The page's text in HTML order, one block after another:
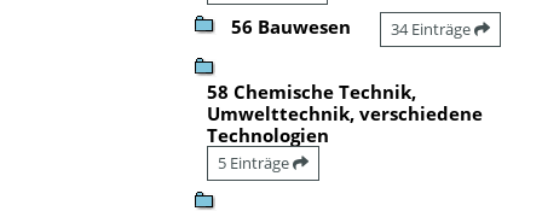
56 Bauwesen 34 Einträge
58 Chemische Technik,
Umwelttechnik, verschiedene
Technologien
5 Einträge